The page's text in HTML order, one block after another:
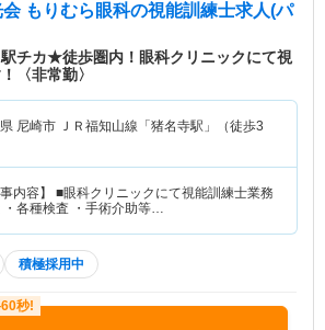
もりむら眼科の視能訓練士求人(パ
駅チカ★徒歩圏内！眼科クリニックにて視
〈非常勤〉
尼崎市 ＪＲ福知山線「猪名寺駅」（徒歩3
事内容】 ■眼科クリニックにて視能訓練士業務
・各種検査 ・手術介助等…
積極採用中